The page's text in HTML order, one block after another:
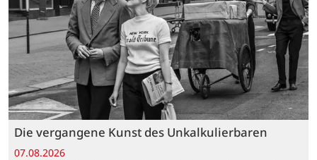
Die vergangene Kunst des Unkalkulierbaren
07.08.2026